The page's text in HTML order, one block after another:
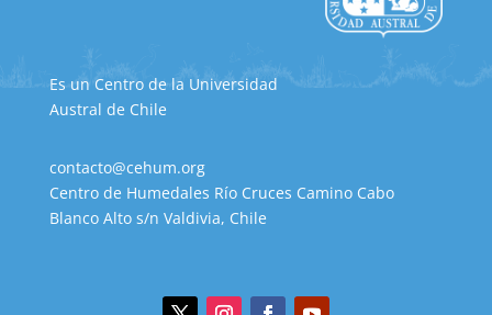
Es un Centro de la Universidad
Austral de Chile
contacto@cehum.org
Centro de Humedales Río Cruces Camino Cabo
Blanco Alto s/n Valdivia, Chile